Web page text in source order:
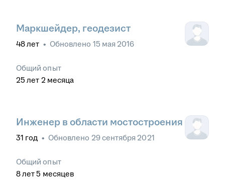
Маркшейдер, геодезист
48лет • Обновлено 15 мая 2016
Общий опыт
25 лет 2 месяца
Инженер в области мостостроения
31 год • Обновлено 29 сентября 2021
Общий опыт
8лет 5 месяцев